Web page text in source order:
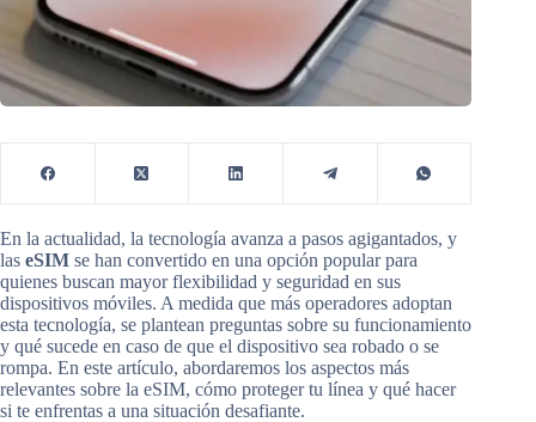
En la actualidad, la tecnología avanza a pasos agigantados, y
las eSIM se han convertido en una opción popular para
quienes buscan mayor flexibilidad y seguridad en sus
dispositivos móviles. A medida que más operadores adoptan
esta tecnología, se plantean preguntas sobre su funcionamiento
y qué sucede en caso de que el dispositivo sea robado o se
rompa. En este artículo, abordaremos los aspectos más
relevantes sobre la eSIM, cómo proteger tu línea y qué hacer
si te enfrentas a una situación desafiante.